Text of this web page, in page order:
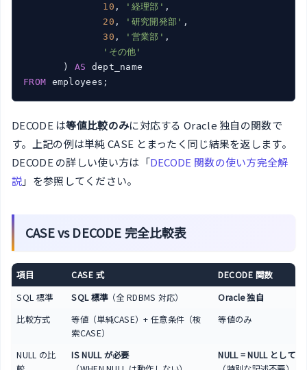
10 , '経理部' ,
20 , '研究開発部' ,
30 , '営業部' ,
'その他'
       )
AS
FROM
DECODE は等値比較のみに対応する Oracle 独自の関数で
す。上記の例は単純 CASE とまったく同じ結果を返します。
DECODE の詳しい使い方は「DECODE 関数の使い方完全解
説」を参照してください。
CASE vs DECODE 完全比較表
項目 CASE 式
DECODE 関数
SQL 標準
SQL 標準（全 RDBMS 対応）
Oracle 独自
比較方式
等値（単純CASE）+ 任意条件（検
索CASE）
等値のみ
NULL の比
IS NULL が必要
NULL = NULL として扱